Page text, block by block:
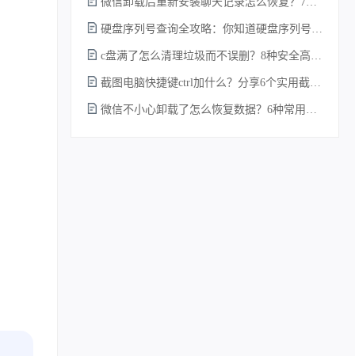
硬盘序列号查询全攻略：你知道硬盘序列号怎么查吗？
c盘满了怎么清理垃圾而不误删？8种安全高效的方法详解+误删恢复指南！
截图电脑快捷键ctrl加什么？分享6个实用截图方法！
微信不小心卸载了怎么恢复数据？6种常用方法详解！